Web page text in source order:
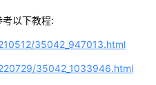
以下教程:
35042_947013.html
35042_1033946.html